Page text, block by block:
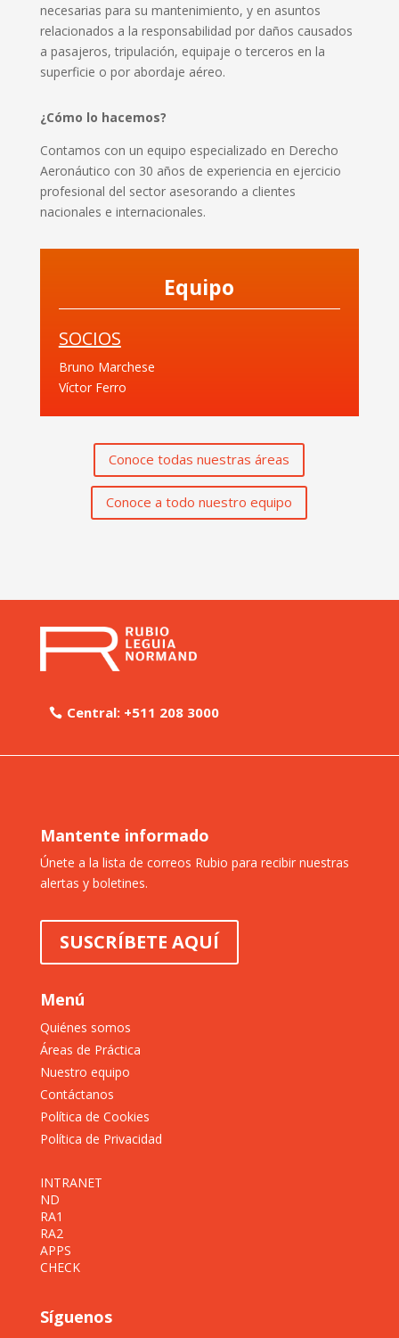
necesarias para su mantenimiento, y en asuntos
relacionados a la responsabilidad por daños causados
a pasajeros, tripulación, equipaje o terceros en la
superficie o por abordaje aéreo.
¿Cómo lo hacemos?
Contamos con un equipo especializado en Derecho
Aeronáutico con 30 años de experiencia en ejercicio
profesional del sector asesorando a clientes
nacionales e internacionales.
Equipo
SOCIOS
Bruno Marchese
Víctor Ferro
Conoce todas nuestras áreas
Conoce a todo nuestro equipo
Central: +511 208 3000
Mantente informado
Únete a la lista de correos Rubio para recibir nuestras
alertas y boletines.
SUSCRÍBETE AQUÍ
Menú
Quiénes somos
Áreas de Práctica
Nuestro equipo
Contáctanos
Política de Cookies
Política de Privacidad
INTRANET
ND
RA1
RA2
APPS
CHECK
Síguenos